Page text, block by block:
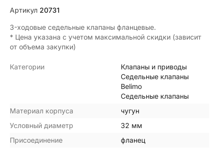
Артикул 20731
3-ходовые седельные клапаны фланцевые.
* Цена указана с учетом максимальной скидки (зависит
от объема закупки)
Категории
Клапаны и приводы
Седельные клапаны
Belimo
Седельные клапаны
Материал корпуса
чугун
Условный диаметр
32 мм
Присоединение
фланец